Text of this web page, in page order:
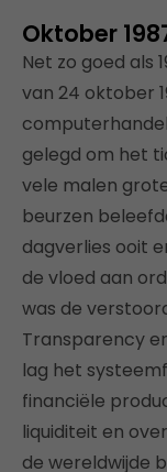
Oktober
Net zo goed als
van 24 oktober
gelegd om het
vele malen
beurzen
dagverlies ooit
de vloed aan
was de
Transparency
lag het
financiële
liquiditeit en
de wereldwijde